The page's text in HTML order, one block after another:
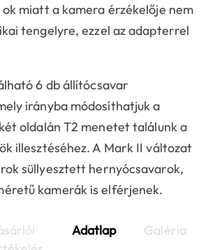
ok miatt a kamera érzékelője nem
tengelyre, ezzel az adapterrel
6 db állítócsavar
irányba módosíthatjuk a
oldalán T2 menetet találunk a
illesztéséhez. A Mark II változat
süllyesztett hernyócsavarok,
kamerák is elférjenek.
Adatlap Galéria